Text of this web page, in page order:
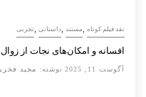
تجربی, داستانی, مستند, نقد فیلم کوتاه
افسانه‌ و امکان‌های نجات از زوال
نوشته: مجید آگوست 11, 2025